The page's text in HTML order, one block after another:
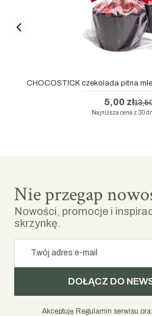
CHOCOSTICK czekolada pitna
5,00 zł
Najniższa cena z 30
Nie przegap
Nowości, promocje i
skrzynkę.
Twój adres e-mail
DOŁĄCZ DO
Akceptuję Regulamin serwisu